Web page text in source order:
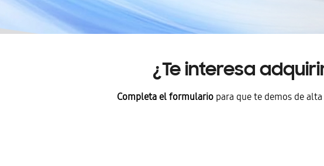
¿Te interesa
Completa el formulariopara que te demos de